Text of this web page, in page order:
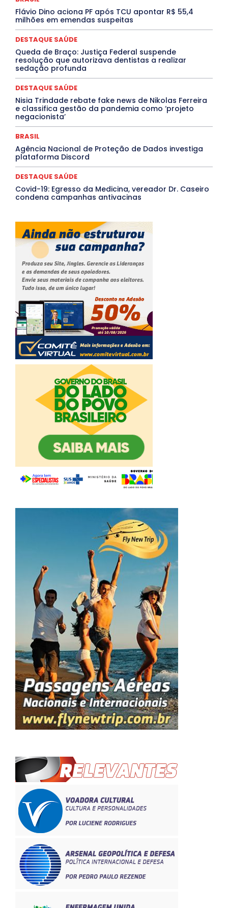
PROCESSO SELETIVO
PUBLIEDITORIAL
QUALIFICAÇÃO PROFISSIONAL
Santa Catarina
Saúde Agora
SEGURANÇA
Soltando o Verbo
TÁ FROID?
TEATRO TECNOLOGIA
Tocantins
Flávio Dino aciona PF após TCU apontar R$ 55,4
milhões em emendas suspeitas
DESTAQUE SAÚDE
Queda de Braço: Justiça Federal suspende
resolução que autorizava dentistas a realizar
sedação profunda
DESTAQUE SAÚDE
Nisia Trindade rebate fake news de Nikolas Ferreira
e classifica gestão da pandemia como ‘projeto
negacionista’
BRASIL
Agência Nacional de Proteção de Dados investiga
plataforma Discord
DESTAQUE SAÚDE
Covid-19: Egresso da Medicina, vereador Dr. Caseiro
condena campanhas antivacinas